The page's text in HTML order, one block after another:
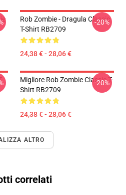
Rob Zombie - Dragula Classic
T-Shirt RB2709
24,38 € - 28,06 €
-20%
Migliore Rob Zombie Classic T-
Shirt RB2709
24,38 € - 28,06 €
-20%
ALTRO
correlati